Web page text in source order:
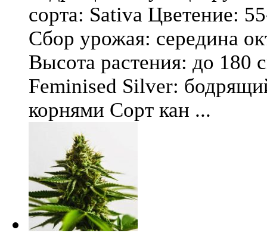
сорта: Sativa Цветение:
Сбор урожая: середина
Высота растения: до 180
Feminised Silver:
корнями Сорт кан ...